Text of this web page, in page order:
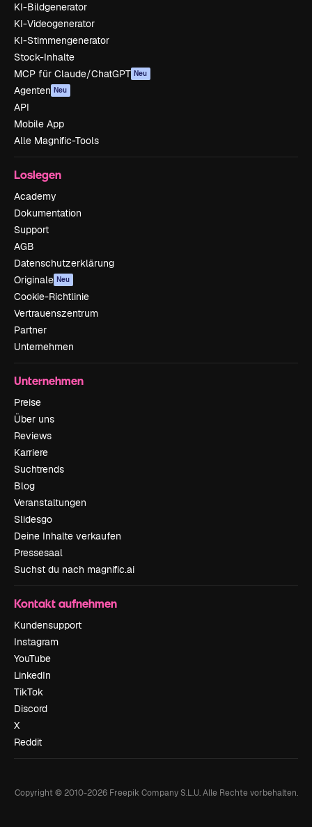
KI-Bildgenerator
KI-Videogenerator
KI-Stimmengenerator
Stock-Inhalte
MCP für Claude/ChatGPT Neu
Agenten Neu
API
Mobile App
Alle Magnific-Tools
Loslegen
Academy
Dokumentation
Support
AGB
Datenschutzerklärung
Originale Neu
Cookie-Richtlinie
Vertrauenszentrum
Partner
Unternehmen
Unternehmen
Preise
Über uns
Reviews
Karriere
Suchtrends
Blog
Veranstaltungen
Slidesgo
Deine Inhalte verkaufen
Pressesaal
Suchst du nach magnific.ai
Kontakt aufnehmen
Kundensupport
Instagram
YouTube
LinkedIn
TikTok
Discord
X
Reddit
Copyright © 2010-2026Freepik Company S.L.U. Alle Rechte vorbehalten.